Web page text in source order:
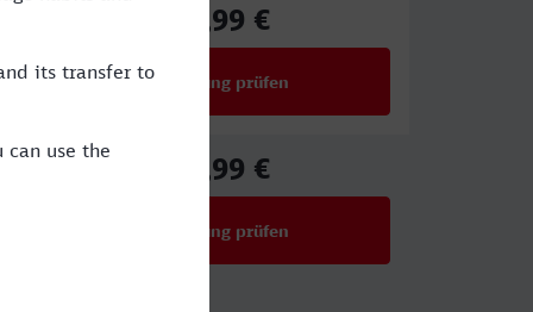
59,99 €
Verbindung prüfen
34,99 €
Verbindung prüfen